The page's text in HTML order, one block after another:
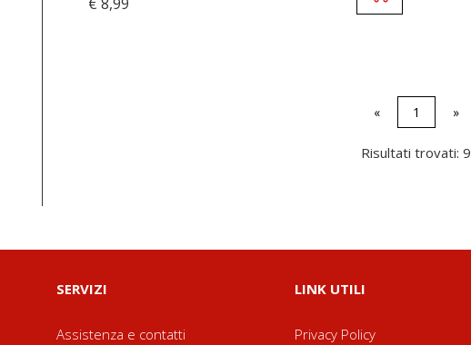
« 1 »
Risultati trovati: 9
SERVIZI
Assistenza e contatti
LINK UTILI
Privacy Policy